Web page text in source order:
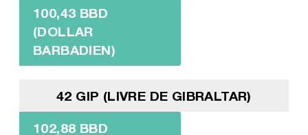
100,43 BBD
(DOLLAR
BARBADIEN)
42 GIP (LIVRE DE GIBRALTAR)
102,88 BBD